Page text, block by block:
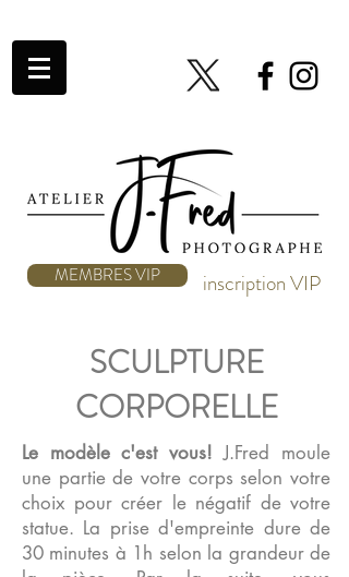
MEMBRES VIP inscription VIP
SCULPTURE
CORPORELLE
Le modèle c'est vous! J.Fred moule
une partie de votre corps selon votre
choix pour créer le négatif de votre
statue. La prise d'empreinte dure de
30 minutes à 1h selon la grandeur de